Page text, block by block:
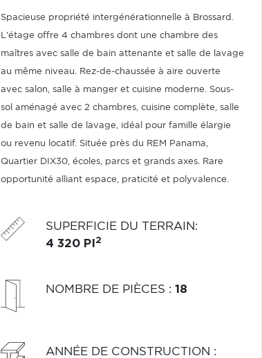
Spacieuse propriété intergénérationnelle à Brossard.
L'étage offre 4 chambres dont une chambre des
maîtres avec salle de bain attenante et salle de lavage
au même niveau. Rez-de-chaussée à aire ouverte
avec salon, salle à manger et cuisine moderne. Sous-
sol aménagé avec 2 chambres, cuisine complète, salle
de bain et salle de lavage, idéal pour famille élargie
ou revenu locatif. Située près du REM Panama,
Quartier DIX30, écoles, parcs et grands axes. Rare
opportunité alliant espace, praticité et polyvalence.
SUPERFICIE DU TERRAIN:
4 320 PI 2
NOMBRE DE PIÈCES : 18
ANNÉE DE CONSTRUCTION :